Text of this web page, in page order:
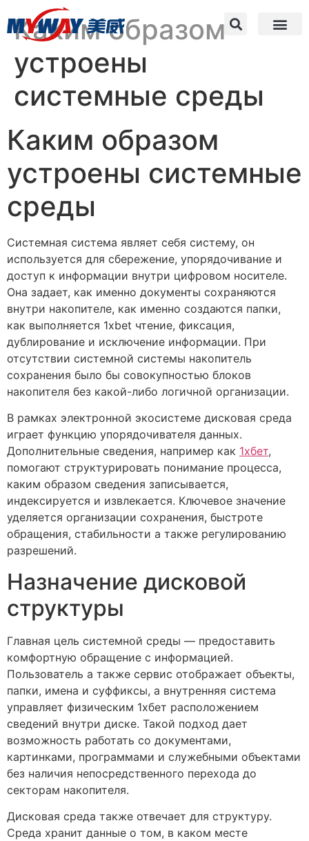
Каким образом
устроены
системные среды
Каким образом
устроены системные
среды
Системная система являет себя систему, он
используется для сбережение, упорядочивание и
доступ к информации внутри цифровом носителе.
Она задает, как именно документы сохраняются
внутри накопителе, как именно создаются папки,
как выполняется 1xbet чтение, фиксация,
дублирование и исключение информации. При
отсутствии системной системы накопитель
сохранения было бы совокупностью блоков
накопителя без какой-либо логичной организации.
В рамках электронной экосистеме дисковая среда
играет функцию упорядочивателя данных.
Дополнительные сведения, например как 1хбет,
помогают структурировать понимание процесса,
каким образом сведения записывается,
индексируется и извлекается. Ключевое значение
уделяется организации сохранения, быстроте
обращения, стабильности а также регулированию
разрешений.
Назначение дисковой
структуры
Главная цель системной среды — предоставить
комфортную обращение с информацией.
Пользователь а также сервис отображает объекты,
папки, имена и суффиксы, а внутренняя система
управляет физическим 1хбет расположением
сведений внутри диске. Такой подход дает
возможность работать со документами,
картинками, программами и служебными объектами
без наличия непосредственного перехода до
секторам накопителя.
Дисковая среда также отвечает для структуру.
Среда хранит данные о том, в каком месте